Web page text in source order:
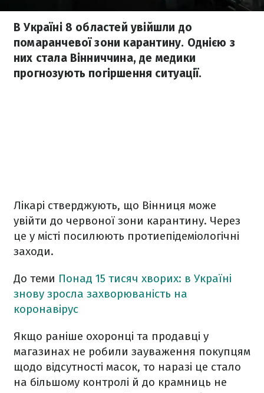
В Україні 8 областей увійшли до
помаранчевої зони карантину. Однією з
них стала Вінниччина, де медики
прогнозують погіршення ситуації.
Лікарі стверджують, що Вінниця може
увійти до червоної зони карантину. Через
це у місті посилюють протиепідеміологічні
заходи.
До теми Понад 15 тисяч хворих: в Україні
знову зросла захворюваність на
коронавірус
Якщо раніше охоронці та продавці у
магазинах не робили зауваження покупцям
щодо відсутності масок, то наразі це стало
на більшому контролі й до крамниць не